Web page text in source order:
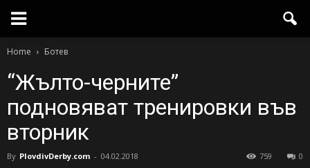
Home Ботев
“Жълто-черните”
подновяват тренировки във
вторник
By PlovdivDerby.com - 04.02.2018 0
759